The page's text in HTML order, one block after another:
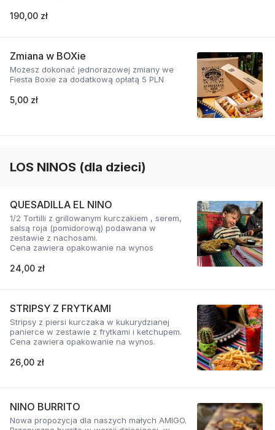
190,00 zł
Zmiana w BOXie
Możesz dokonać jednorazowej zmiany we
Fiesta Boxie za dodatkową opłatą 5 PLN
5,00 zł
LOS NINOS (dla dzieci)
QUESADILLA EL NINO
1/2 Tortilli z grillowanym kurczakiem , serem,
salsą roja (pomidorową) podawana w
zestawie z nachosami.
Cena zawiera opakowanie na wynos
24,00 zł
STRIPSY Z FRYTKAMI
Stripsy z piersi kurczaka w kukurydzianej
panierce w zestawie z frytkami i ketchupem.
Cena zawiera opakowanie na wynos.
26,00 zł
NINO BURRITO
Nowa propozycja dla naszych małych AMIGO.